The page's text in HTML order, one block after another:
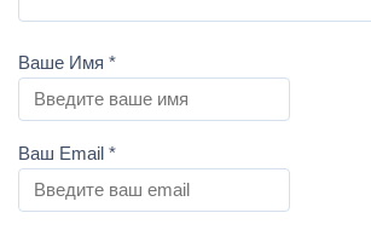
Ваше Имя *
Ваш Email *